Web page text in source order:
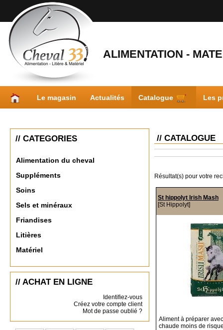
ALIMENTATION -
Le magasin Actualités Catalogue Les
// CATEGORIES
Alimentation du cheval
Suppléments
Soins
Sels et minéraux
Friandises
Litières
Matériel
// ACHAT EN LIGNE
Identifiez-vous
Créez votre compte client
Mot de passe oublié ?
// CATALOGUE
Résultat(s) pour votre
St hippolyt Irish Mash
[St Hippolyt]
Aliment à préparer
chaude moins de